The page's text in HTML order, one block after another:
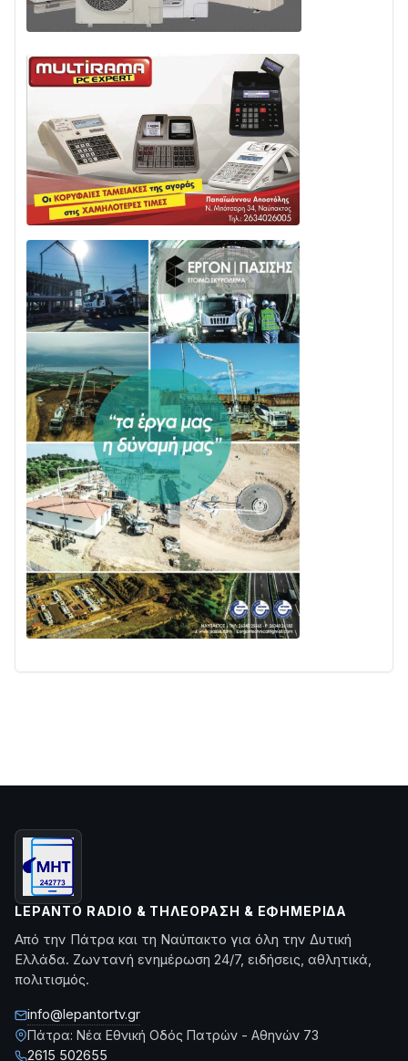
LEPANTO RADIO & ΤΗΛΕΌΡΑΣΗ & ΕΦΗΜΕΡΊΔΑ
Από την Πάτρα και τη Ναύπακτο για όλη την Δυτική
Ελλάδα. Ζωντανή ενημέρωση 24/7, ειδήσεις, αθλητικά,
πολιτισμός.
info@lepantortv.gr
Πάτρα: Νέα Εθνική Οδός Πατρών - Αθηνών 73
2615 502655